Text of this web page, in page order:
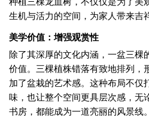
生机与活力的空间，为家人带来吉
美学价值：增强观赏性
除了其深厚的文化内涵，一盆三棵
价值。三棵植株错落有致地排列，
加了盆栽的艺术感。这种布局不仅
味，也让整个空间更具层次感，无
书房，都能成为一道亮丽的风景线。